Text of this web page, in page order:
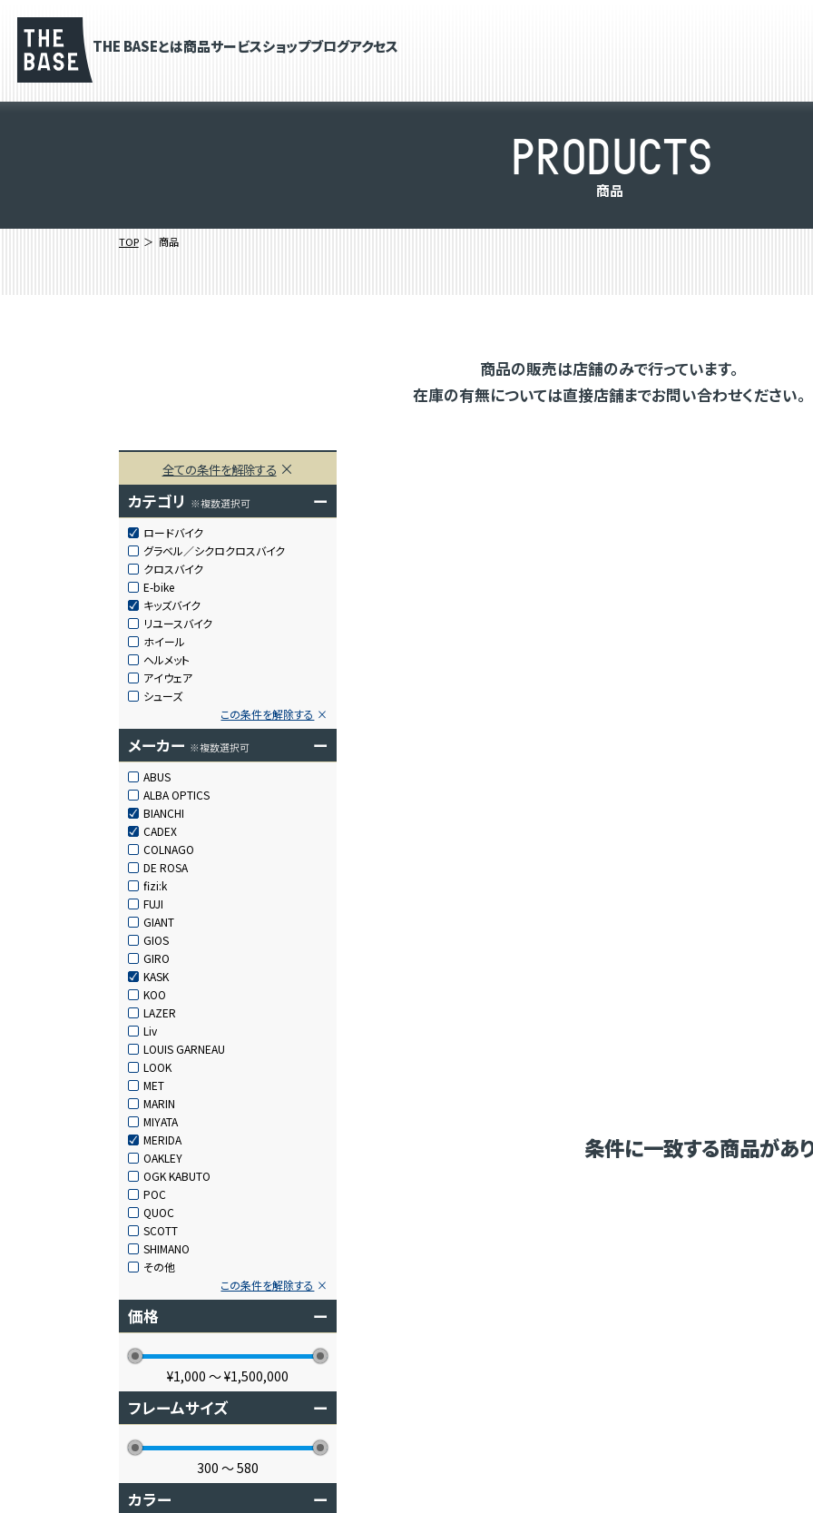
THE BASEとは商品サービスショップブログアクセス
PRODUCTS
商品
TOP 商品
商品の販売は店舗のみで行っています。
在庫の有無については直接店舗までお問い合わせください。
全ての条件を解除する
カテゴリ ※複数選択可 ー
ロードバイク
グラベル／シクロクロスバイク
クロスバイク
E-bike
キッズバイク
リユースバイク
ホイール
ヘルメット
アイウェア
シューズ
この条件を解除する
メーカー ※複数選択可 ー
ABUS
ALBA OPTICS
BIANCHI
CADEX
COLNAGO
DE ROSA
fizi:k
FUJI
GIANT
GIOS
GIRO
KASK
KOO
LAZER
Liv
LOUIS GARNEAU
LOOK
MET
MARIN
MIYATA
MERIDA
OAKLEY
OGK KABUTO
POC
QUOC
SCOTT
SHIMANO
その他
この条件を解除する
価格 ー
¥1,000 〜¥1,500,000
フレームサイズ ー
300 〜580
カラー ー
条件に一致する商品があ